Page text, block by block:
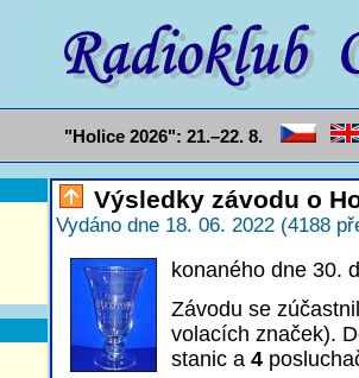
"Holice 2026": 21.–22. 8.
Výsledky závodu o
Vydáno dne 18. 06. 2022 (4188
konaného dne 30.
Závodu se
volacích značek).
stanic a 4